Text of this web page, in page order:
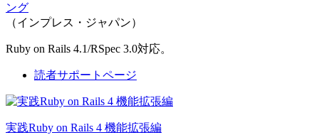
ング
（インプレス・ジャパン）
Ruby on Rails 4.1/RSpec 3.0対応。
読者サポートページ
実践Ruby on Rails 4 機能拡張編